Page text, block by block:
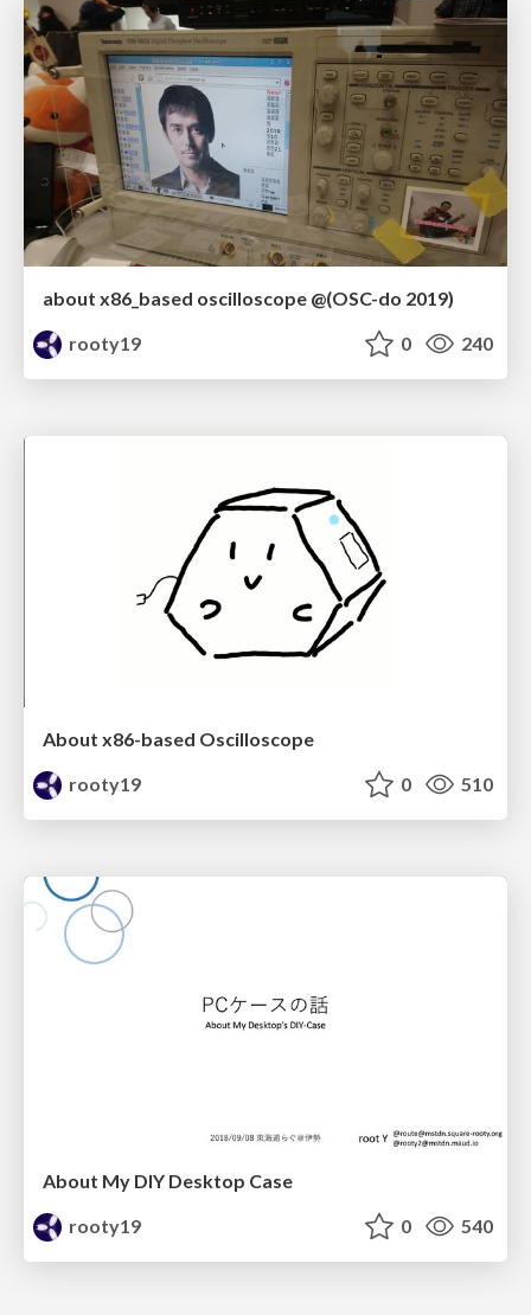
about x86_based oscilloscope @(OSC-do 2019)
rooty19
0 240
About x86-based Oscilloscope
rooty19
0 510
About My DIY Desktop Case
rooty19
0 540